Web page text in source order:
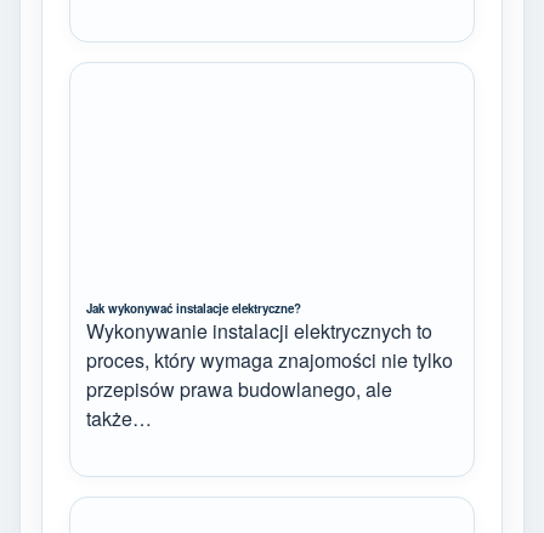
Jak wykonywać instalacje elektryczne?
Wykonywanie instalacji elektrycznych to
proces, który wymaga znajomości nie tylko
przepisów prawa budowlanego, ale
także…